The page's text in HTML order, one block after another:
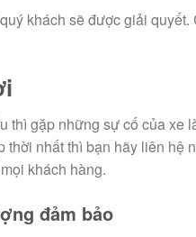
khách sẽ được giải
thì gặp những sự cố của xe
nhất thì bạn hãy liên hệ
khách hàng.
đảm bảo